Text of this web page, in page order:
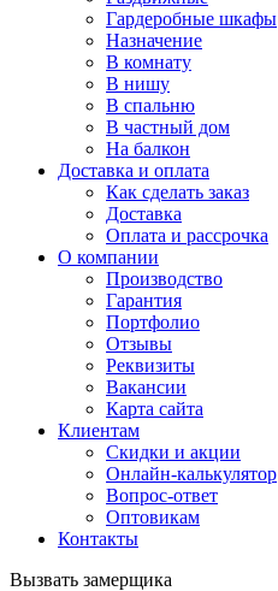
Гардеробные шкафы
Назначение
В комнату
В нишу
В спальню
В частный дом
На балкон
Доставка и оплата
Как сделать заказ
Доставка
Оплата и рассрочка
О компании
Производство
Гарантия
Портфолио
Отзывы
Реквизиты
Вакансии
Карта сайта
Клиентам
Скидки и акции
Онлайн-калькулятор
Вопрос-ответ
Оптовикам
Контакты
Вызвать замерщика